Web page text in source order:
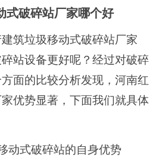
式破碎站厂家哪个好
筑垃圾移动式破碎站厂家
站设备更好呢？经过对破碎
面的比较分析发现，河南红
优势显著，下面我们就具体
动式破碎站的自身优势